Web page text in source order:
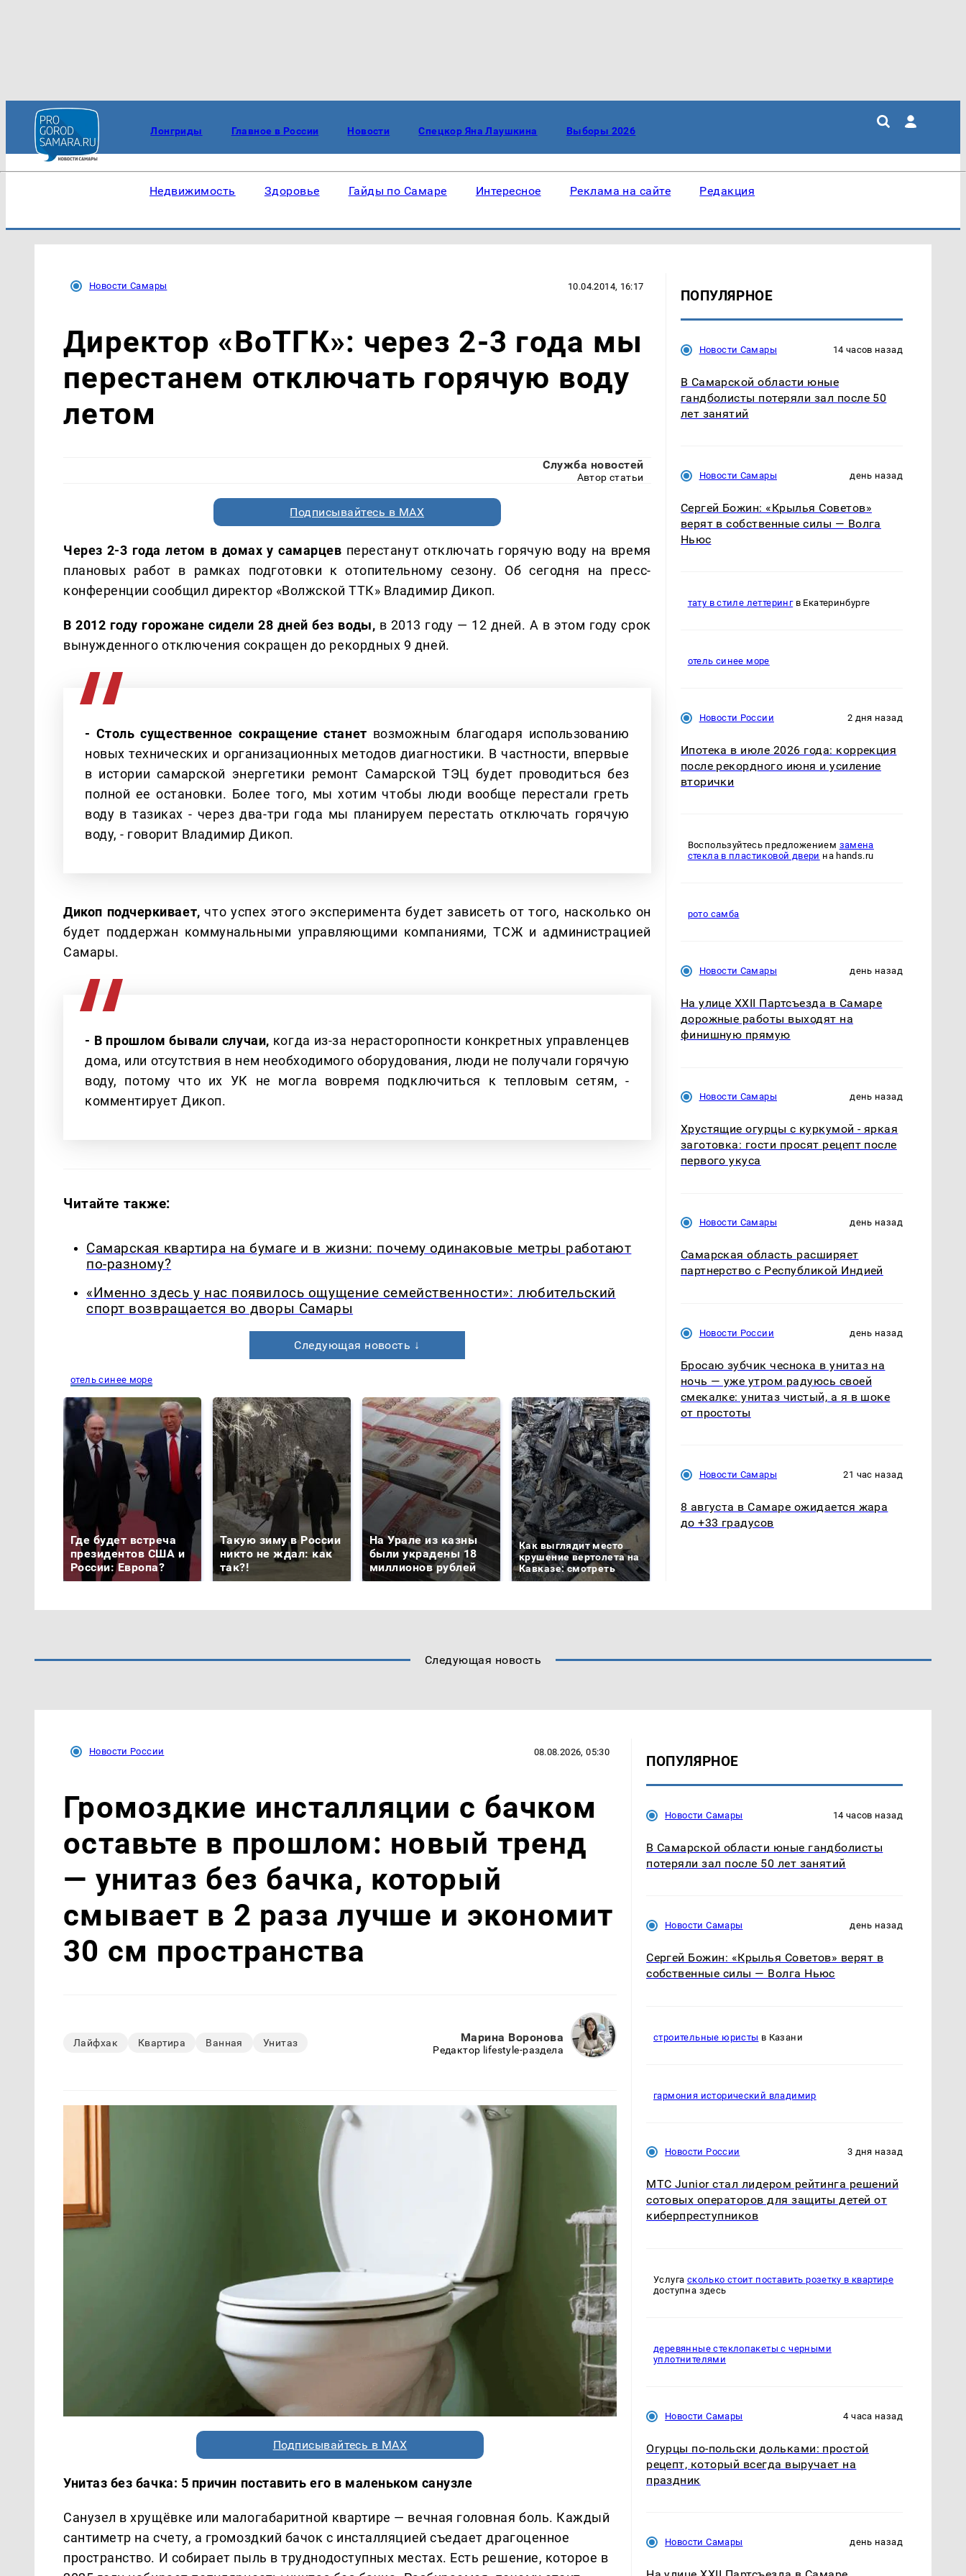
Лонгриды Главное в России Новости Спецкор Яна Лаушкина Выборы 2026
Недвижимость Здоровье Гайды по Самаре Интересное Реклама на сайте Редакция
Новости Самары 10.04.2014, 16:17
Директор «ВоТГК»: через 2-3 года мы
перестанем отключать горячую воду
летом
Служба новостей
Автор статьи
Подписывайтесь в MAX
Через 2-3 года летом в домах у самарцев перестанут отключать горячую воду на время
плановых работ в рамках подготовки к отопительному сезону. Об сегодня на пресс-
конференции сообщил директор «Волжской ТТК» Владимир Дикоп.
В 2012 году горожане сидели 28 дней без воды, в 2013 году — 12 дней. А в этом году срок
вынужденного отключения сокращен до рекордных 9 дней.
- Столь существенное сокращение станет возможным благодаря использованию
новых технических и организационных методов диагностики. В частности, впервые
в истории самарской энергетики ремонт Самарской ТЭЦ будет проводиться без
полной ее остановки. Более того, мы хотим чтобы люди вообще перестали греть
воду в тазиках - через два-три года мы планируем перестать отключать горячую
воду, - говорит Владимир Дикоп.
Дикоп подчеркивает, что успех этого эксперимента будет зависеть от того, насколько он
будет поддержан коммунальными управляющими компаниями, ТСЖ и администрацией
Самары.
- В прошлом бывали случаи, когда из-за нерасторопности конкретных управленцев
дома, или отсутствия в нем необходимого оборудования, люди не получали горячую
воду, потому что их УК не могла вовремя подключиться к тепловым сетям, -
комментирует Дикоп.
Читайте также:
Самарская квартира на бумаге и в жизни: почему одинаковые метры работают
по-разному?
«Именно здесь у нас появилось ощущение семейственности»: любительский
спорт возвращается во дворы Самары
Следующая новость ↓
отель синее море
Где будет встреча
президентов США и
России: Европа?
Такую зиму в России
никто не ждал: как
так?!
На Урале из казны
были украдены 18
миллионов рублей
Как выглядит место
крушение вертолета на
Кавказе: смотреть
ПОПУЛЯРНОЕ
Новости Самары 14 часов назад
В Самарской области юные
гандболисты потеряли зал после 50
лет занятий
Новости Самары день назад
Сергей Божин: «Крылья Советов»
верят в собственные силы — Волга
Ньюс
тату в стиле леттерингв Екатеринбурге
отель синее море
Новости России 2 дня назад
Ипотека в июле 2026 года: коррекция
после рекордного июня и усиление
вторички
Воспользуйтесь предложением замена
стекла в пластиковой двери на hands.ru
рото самба
Новости Самары день назад
На улице XXII Партсъезда в Самаре
дорожные работы выходят на
финишную прямую
Новости Самары день назад
Хрустящие огурцы с куркумой - яркая
заготовка: гости просят рецепт после
первого укуса
Новости Самары день назад
Самарская область расширяет
партнерство с Республикой Индией
Новости России день назад
Бросаю зубчик чеснока в унитаз на
ночь — уже утром радуюсь своей
смекалке: унитаз чистый, а я в шоке
от простоты
Новости Самары 21 час назад
8 августа в Самаре ожидается жара
до +33 градусов
Следующая новость
Новости России 08.08.2026, 05:30
Громоздкие инсталляции с бачком
оставьте в прошлом: новый тренд
— унитаз без бачка, который
смывает в 2 раза лучше и экономит
30 см пространства
Лайфхак Квартира Ванная Унитаз Марина Воронова
Редактор lifestyle-раздела
Подписывайтесь в MAX
Унитаз без бачка: 5 причин поставить его в маленьком санузле
Санузел в хрущёвке или малогабаритной квартире — вечная головная боль. Каждый
сантиметр на счету, а громоздкий бачок с инсталляцией съедает драгоценное
пространство. И собирает пыль в труднодоступных местах. Есть решение, которое в
ПОПУЛЯРНОЕ
Новости Самары 14 часов назад
В Самарской области юные гандболисты
потеряли зал после 50 лет занятий
Новости Самары день назад
Сергей Божин: «Крылья Советов» верят в
собственные силы — Волга Ньюс
строительные юристы в Казани
гармония исторический владимир
Новости России 3 дня назад
МТС Junior стал лидером рейтинга решений
сотовых операторов для защиты детей от
киберпреступников
Услуга сколько стоит поставить розетку в квартире
доступна здесь
деревянные стеклопакеты с черными
уплотнителями
Новости Самары 4 часа назад
Огурцы по‑польски дольками: простой
рецепт, который всегда выручает на
праздник
Новости Самары день назад